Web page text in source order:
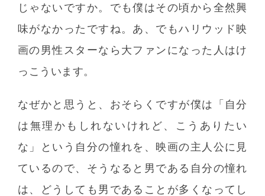
じゃないですか。でも僕はその頃から全然興
味がなかったですね。あ、でもハリウッド映
画の男性スターなら大ファンになった人はけ
っこういます。
なぜかと思うと、おそらくですが僕は「自分
は無理かもしれないけれど、こうありたい
な」という自分の憧れを、映画の主人公に見
ているので、そうなると男である自分の憧れ
は、どうしても男であることが多くなってし